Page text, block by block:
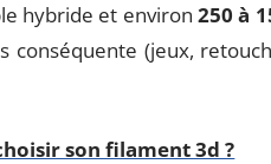
hybride et environ250 à
conséquente (jeux,
son filament 3d ?